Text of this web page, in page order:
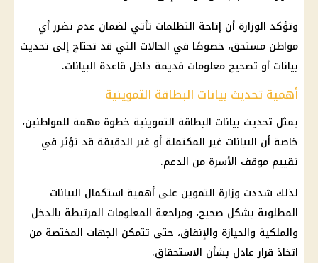
وتؤكد الوزارة أن إتاحة التظلمات تأتي لضمان عدم تضرر أي
مواطن مستحق، خصوصًا في الحالات التي قد تحتاج إلى تحديث
بيانات أو تصحيح معلومات قديمة داخل قاعدة البيانات.
أهمية تحديث بيانات البطاقة التموينية
يمثل تحديث بيانات البطاقة التموينية خطوة مهمة للمواطنين،
خاصة أن البيانات غير المكتملة أو غير الدقيقة قد تؤثر في
تقييم موقف الأسرة من الدعم.
لذلك شددت وزارة التموين على أهمية استكمال البيانات
المطلوبة بشكل صحيح، ومراجعة المعلومات المرتبطة بالدخل
والملكية والحيازة والإنفاق، حتى تتمكن الجهات المختصة من
اتخاذ قرار عادل بشأن الاستحقاق.